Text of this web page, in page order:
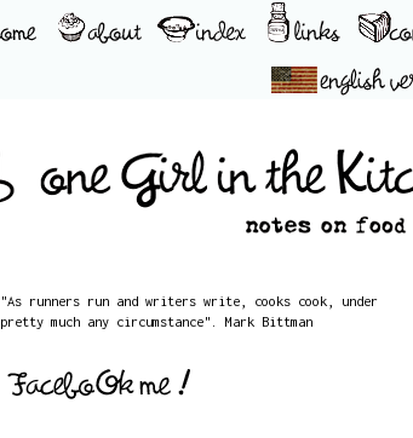
"As runners run and writers write, cooks cook, under
pretty much any circumstance". Mark Bittman